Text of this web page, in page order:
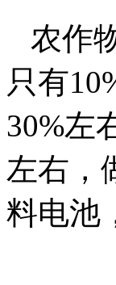
农作
只有
30%左
左右，
料电池